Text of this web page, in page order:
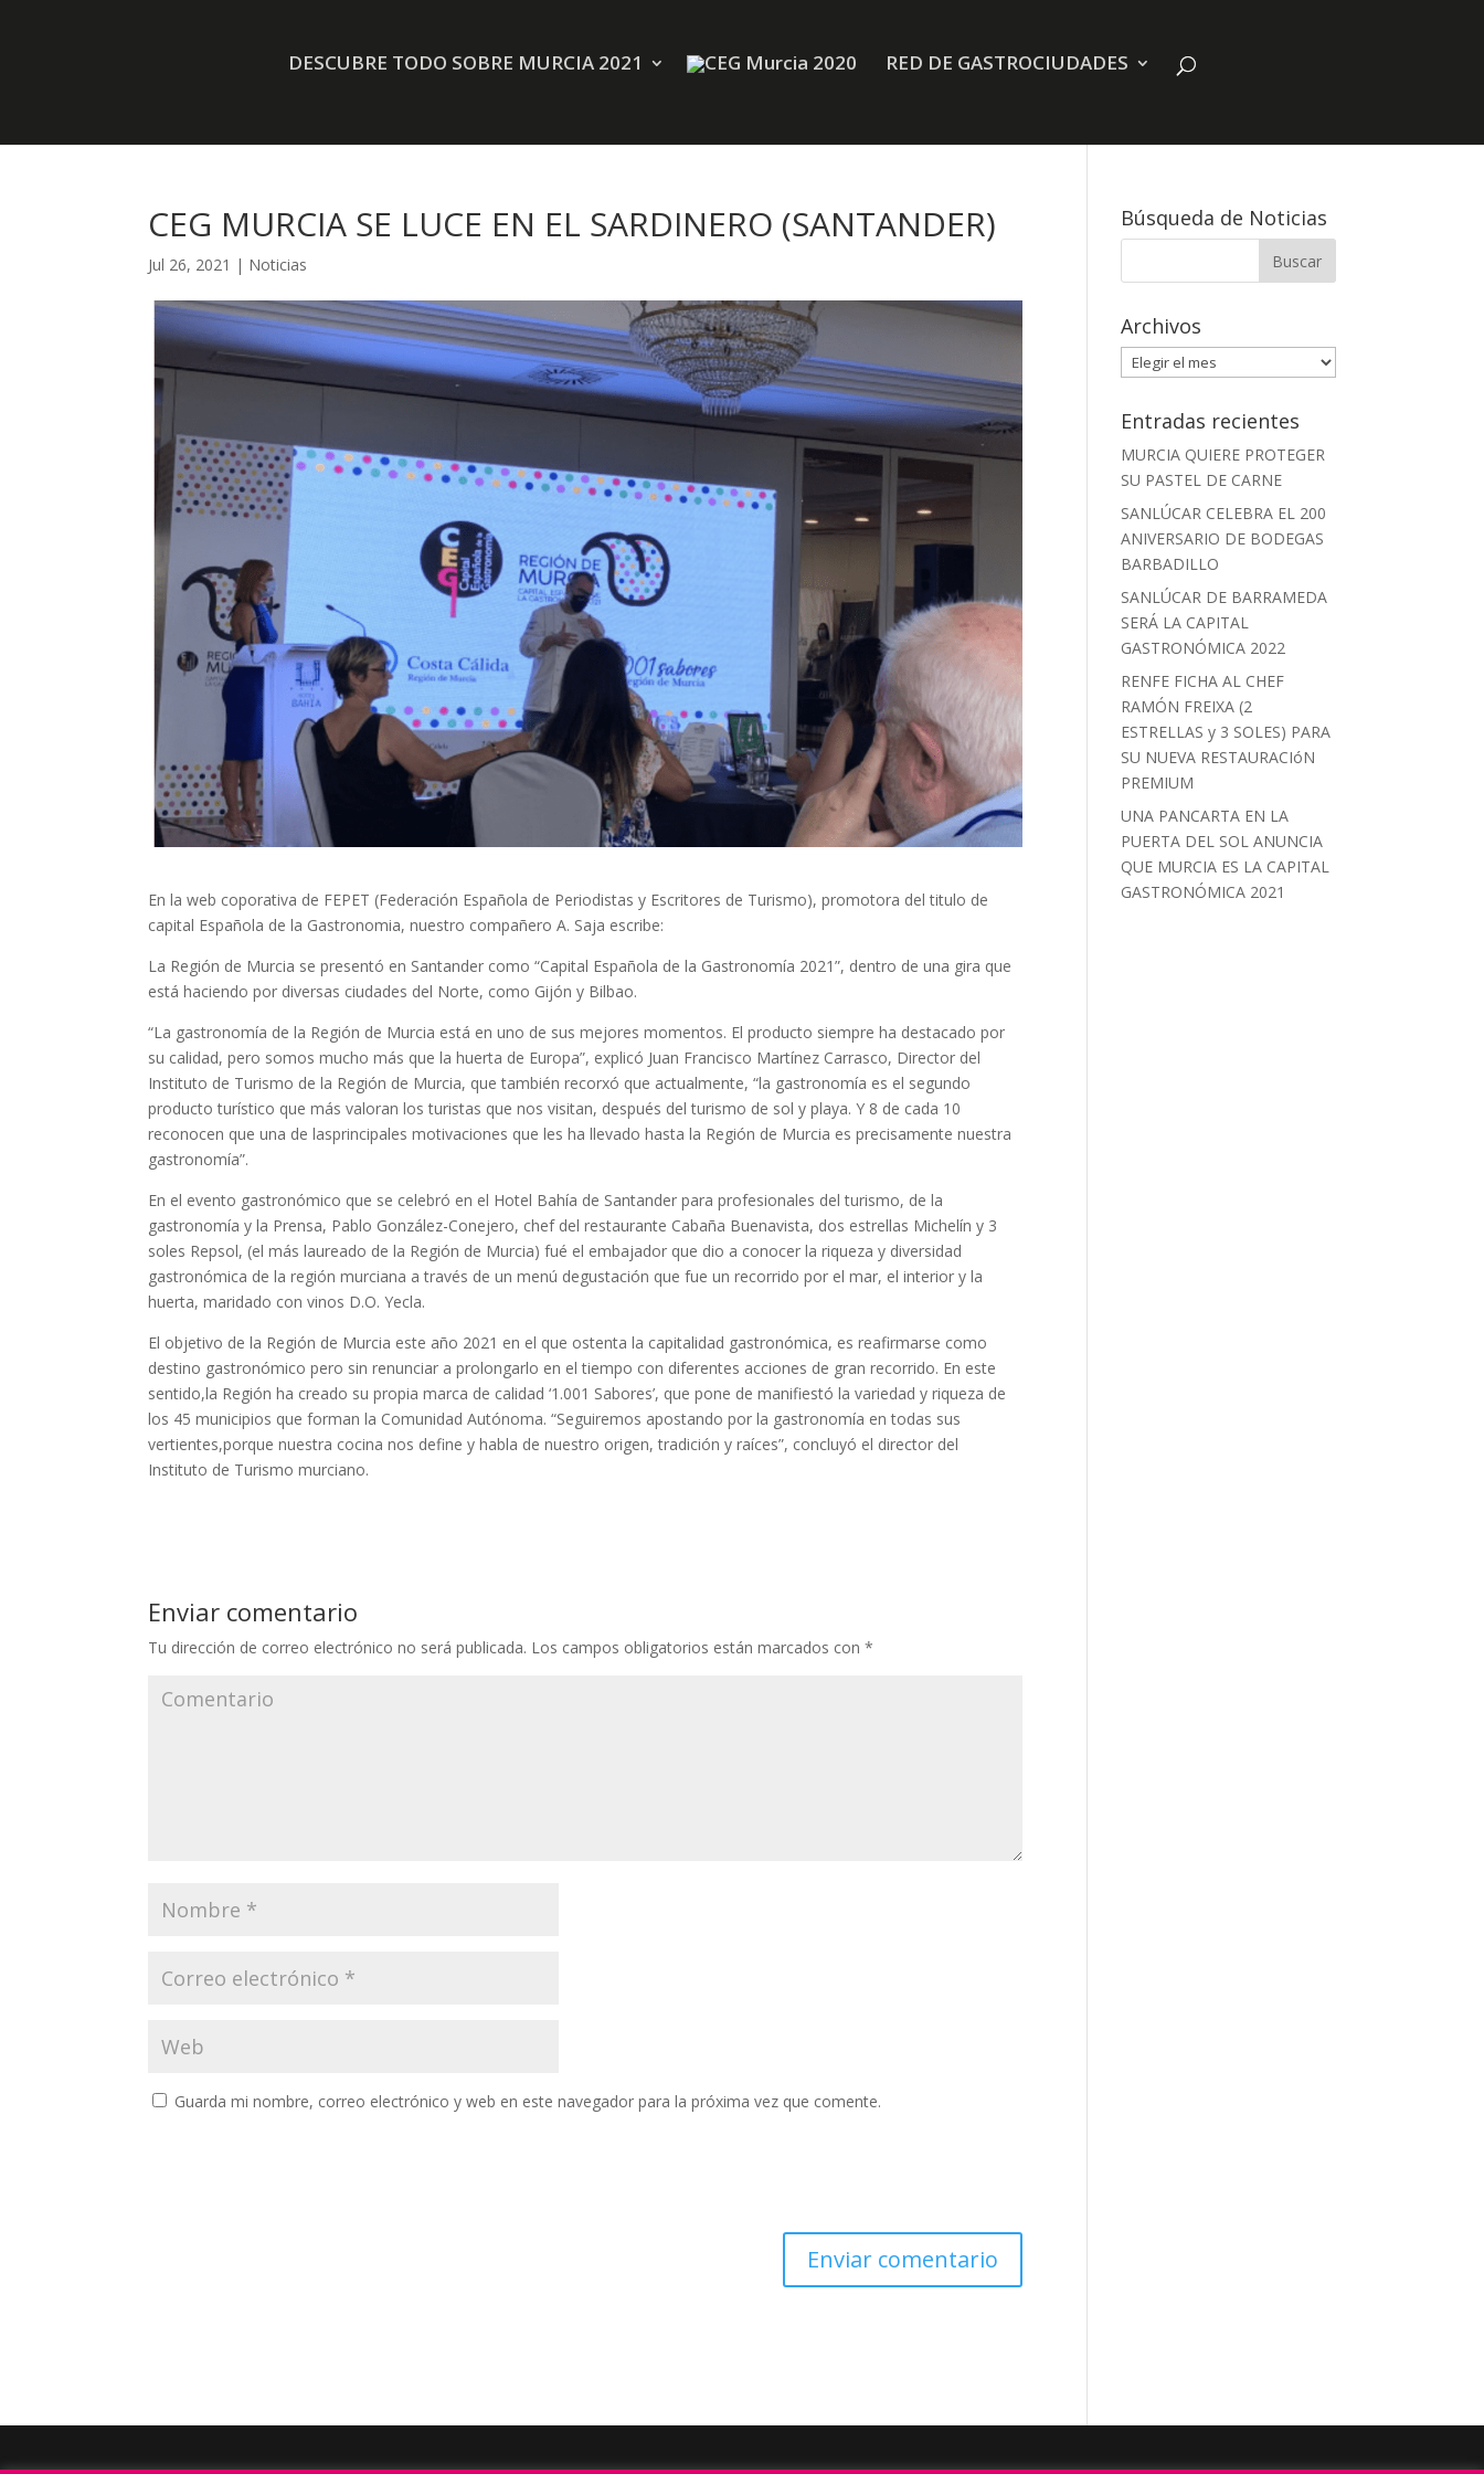
DESCUBRE TODO SOBRE MURCIA 2021 RED DE GASTROCIUDADES
CEG MURCIA SE LUCE EN EL SARDINERO (SANTANDER)
Jul 26, 2021 | Noticias
En la web coporativa de FEPET (Federación Española de Periodistas y Escritores de Turismo), promotora del titulo de
capital Española de la Gastronomia, nuestro compañero A. Saja escribe:
La Región de Murcia se presentó en Santander como “Capital Española de la Gastronomía 2021”, dentro de una gira que
está haciendo por diversas ciudades del Norte, como Gijón y Bilbao.
“La gastronomía de la Región de Murcia está en uno de sus mejores momentos. El producto siempre ha destacado por
su calidad, pero somos mucho más que la huerta de Europa”, explicó Juan Francisco Martínez Carrasco, Director del
Instituto de Turismo de la Región de Murcia, que también recorxó que actualmente, “la gastronomía es el segundo
producto turístico que más valoran los turistas que nos visitan, después del turismo de sol y playa. Y 8 de cada 10
reconocen que una de lasprincipales motivaciones que les ha llevado hasta la Región de Murcia es precisamente nuestra
gastronomía”.
En el evento gastronómico que se celebró en el Hotel Bahía de Santander para profesionales del turismo, de la
gastronomía y la Prensa, Pablo González-Conejero, chef del restaurante Cabaña Buenavista, dos estrellas Michelín y 3
soles Repsol, (el más laureado de la Región de Murcia) fué el embajador que dio a conocer la riqueza y diversidad
gastronómica de la región murciana a través de un menú degustación que fue un recorrido por el mar, el interior y la
huerta, maridado con vinos D.O. Yecla.
El objetivo de la Región de Murcia este año 2021 en el que ostenta la capitalidad gastronómica, es reafirmarse como
destino gastronómico pero sin renunciar a prolongarlo en el tiempo con diferentes acciones de gran recorrido. En este
sentido,la Región ha creado su propia marca de calidad ‘1.001 Sabores’, que pone de manifiestó la variedad y riqueza de
los 45 municipios que forman la Comunidad Autónoma. “Seguiremos apostando por la gastronomía en todas sus
vertientes,porque nuestra cocina nos define y habla de nuestro origen, tradición y raíces”, concluyó el director del
Instituto de Turismo murciano.
Enviar comentario
Tu dirección de correo electrónico no será publicada. Los campos obligatorios están marcados con*
Guarda mi nombre, correo electrónico y web en este navegador para la próxima vez que comente.
Búsqueda de Noticias
Archivos
Archivos
Entradas recientes
MURCIA QUIERE PROTEGER
SU PASTEL DE CARNE
SANLÚCAR CELEBRA EL 200
ANIVERSARIO DE BODEGAS
BARBADILLO
SANLÚCAR DE BARRAMEDA
SERÁ LA CAPITAL
GASTRONÓMICA 2022
RENFE FICHA AL CHEF
RAMÓN FREIXA (2
ESTRELLAS y 3 SOLES) PARA
SU NUEVA RESTAURACIóN
PREMIUM
UNA PANCARTA EN LA
PUERTA DEL SOL ANUNCIA
QUE MURCIA ES LA CAPITAL
GASTRONÓMICA 2021